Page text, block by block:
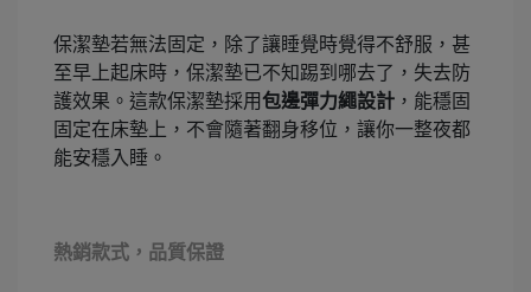
保潔墊若無法固定，除了讓睡覺時覺得不舒服，甚
至早上起床時，保潔墊已不知踢到哪去了，失去防
護效果。這款保潔墊採用包邊彈力繩設計 ，能穩固
固定在床墊上，不會隨著翻身移位，讓你一整夜都
能安穩入睡。
熱銷款式，品質保證